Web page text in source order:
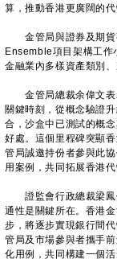
算，推動香港更廣闊的
金管局與證券及期貨
Ensemble項目架構工作
金融業內多樣資產類別
金管局總裁余偉文表
關鍵時刻，從概念驗證
合，沙盒中已測試的概
好處。這個里程碑突顯
管局誠邀持份者參與此
用案例，共同拓展香港代
證監會行政總裁梁鳳
通性是關鍵所在。香港
步，將逐步實現銀行間
管局及市場參與者攜手
化用例，共同構建一個